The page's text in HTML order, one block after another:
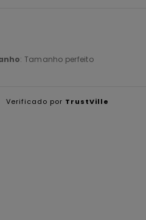
: Tamanho perfeito
Verificado por TrustVille